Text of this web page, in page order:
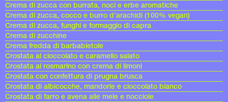
Crema di zucca con burrata, noci e erbe aromatiche
Crema di zucca, cocco e burro d’arachidi (100% vegan)
Crema di zucca, funghi e formaggio di capra
Crema di zucchine
Crema fredda di barbabietole
Crostata al cioccolato e caramello salato
Crostata al rosmarino con crema di limoni
Crostata con confettura di prugna brusca
Crostata di albicocche, mandorle e cioccolato bianco
Crostata di farro e avena alle mele e nocciole